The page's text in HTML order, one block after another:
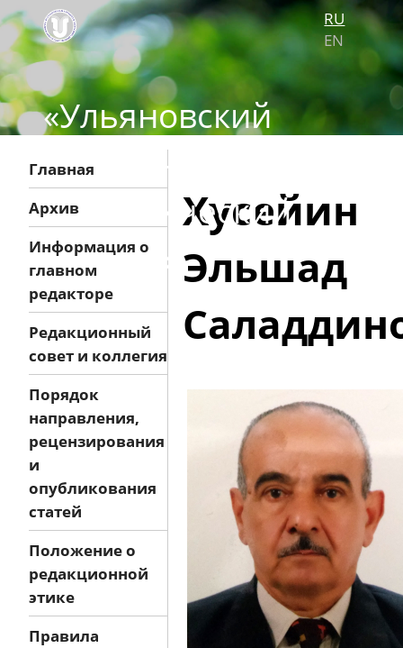
RU
EN
«Ульяновский
медико-
биологический
журнал»
Главная
Архив
Информация о
главном
редакторе
Редакционный
совет и коллегия
Порядок
направления,
рецензирования
и
опубликования
статей
Положение о
редакционной
этике
Правила
Хусейин
Эльшад